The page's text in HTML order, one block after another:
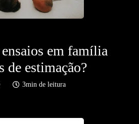
em família
de estimação?
3min de leitura